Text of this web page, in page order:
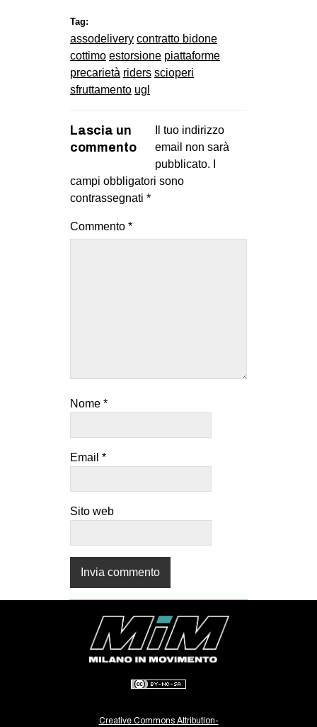
Tag:
assodelivery contratto bidone
cottimo estorsione piattaforme
precarietà riders scioperi
sfruttamento ugl
Lascia un
commento
Il tuo indirizzo
email non sarà
pubblicato.
campi obbligatori sono
contrassegnati *
Commento *
Nome *
Email *
Sito web
Creative Commons Attribution-